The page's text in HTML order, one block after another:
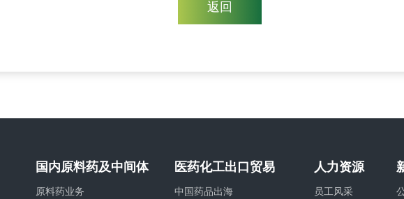
返回
国内原料药及中间体
原料药业务
医药化工出口贸易
中国药品出海
人力资源
员工风采